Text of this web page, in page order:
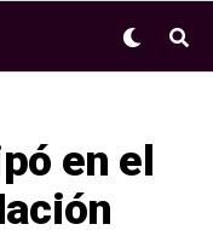
en el